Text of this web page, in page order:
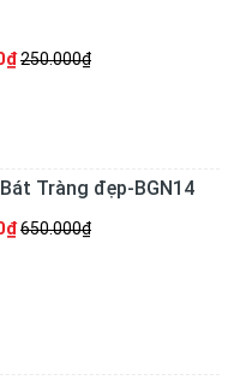
250.000₫
Tràng đẹp-BGN14
650.000₫